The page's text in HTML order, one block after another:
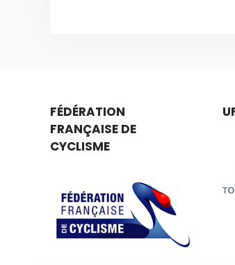
FÉDÉRATION
FRANÇAISE DE
CYCLISME